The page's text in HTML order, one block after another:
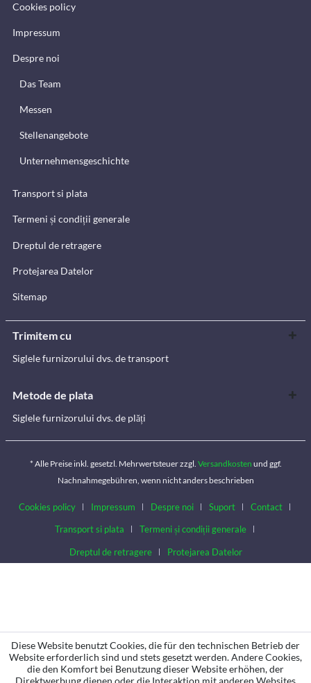
Cookies policy
Impressum
Despre noi
Das Team
Messen
Stellenangebote
Unternehmensgeschichte
Transport si plata
Termeni și condiții generale
Dreptul de retragere
Protejarea Datelor
Sitemap
Trimitem cu
Siglele furnizorului dvs. de transport
Metode de plata
Siglele furnizorului dvs. de plăți
* Alle Preise inkl. gesetzl. Mehrwertsteuer zzgl. Versandkosten und ggf.
Nachnahmegebühren, wenn nicht anders beschrieben
Cookies policy Impressum Despre noi Suport
Contact
Transport si plata
Termeni și condiții generale
Dreptul de retragere Protejarea Datelor
Diese Website benutzt Cookies, die für den technischen Betrieb der
Website erforderlich sind und stets gesetzt werden. Andere Cookies,
die den Komfort bei Benutzung dieser Website erhöhen, der
Direktwerbung dienen oder die Interaktion mit anderen Websites